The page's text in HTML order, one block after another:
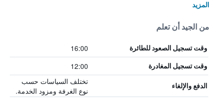
المزيد
من الجيد أن تعلم
وقت تسجيل الصعود للطائرة 16:00
وقت تسجيل المغادرة 12:00
الدفع والإلغاء
تختلف السياسات حسب
نوع الغرفة ومزود الخدمة.